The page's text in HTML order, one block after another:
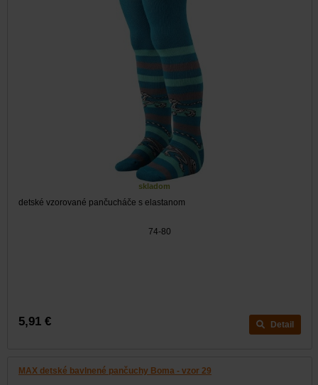
skladom
detské vzorované pančucháče s elastanom
74-80
5,91 € Detail
MAX detské bavlnené pančuchy Boma - vzor 29